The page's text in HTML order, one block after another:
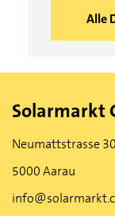
Alle
Solarmarkt
Neumattstrasse 30
5000 Aarau